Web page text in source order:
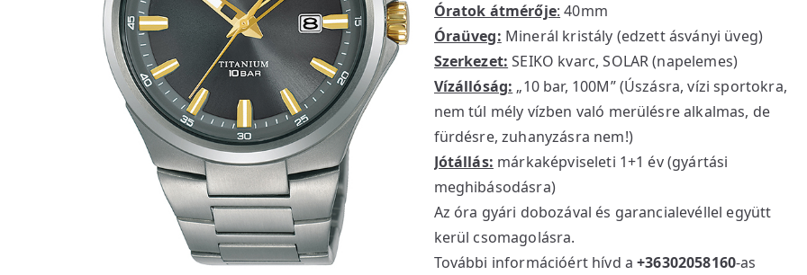
Óratok átmérője: 40mm
Óraüveg: Minerál kristály (edzett ásványi üveg)
Szerkezet: SEIKO kvarc, SOLAR (napelemes)
Vízállóság: „10 bar, 100M” (Úszásra, vízi sportokra,
nem túl mély vízben való merülésre alkalmas, de
fürdésre, zuhanyzásra nem!)
Jótállás: márkaképviseleti 1+1 év (gyártási
meghibásodásra)
Az óra gyári dobozával és garancialevéllel együtt
kerül csomagolásra.
További információért hívd a+36302058160-as